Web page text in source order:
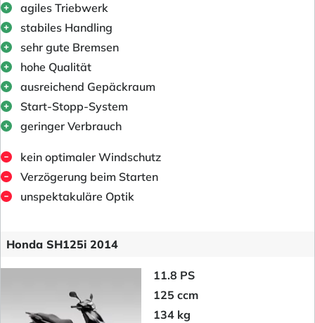
agiles Triebwerk
stabiles Handling
sehr gute Bremsen
hohe Qualität
ausreichend Gepäckraum
Start-Stopp-System
geringer Verbrauch
kein optimaler Windschutz
Verzögerung beim Starten
unspektakuläre Optik
Honda SH125i 2014
11.8 PS
125 ccm
134 kg